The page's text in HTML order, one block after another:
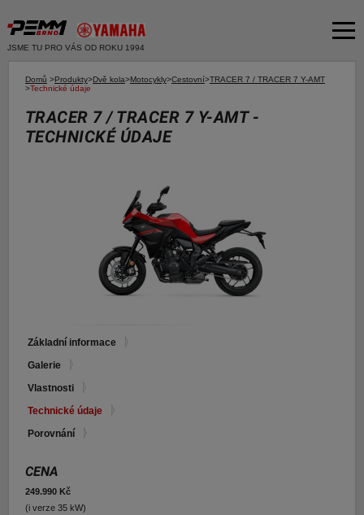
JSME TU PRO VÁS OD ROKU 1994
Akční nabídka
Produkty
Dvě kola
Skútry
Čtyři kola
Čtyřkolky
E-SHOP YAMAHA
E-SHOP PNEU
O společnosti
Bazar moto
Bazar ND
Moto k testu
Domů >Produkty>Dvě kola>Motocykly>Cestovní>TRACER 7 / TRACER 7 Y-AMT
>Technické údaje
TRACER 7 / TRACER 7 Y-AMT -
TECHNICKÉ ÚDAJE
Základní informace
Galerie
Vlastnosti
Technické údaje
Porovnání
CENA
249.990 Kč
(i verze 35 kW)